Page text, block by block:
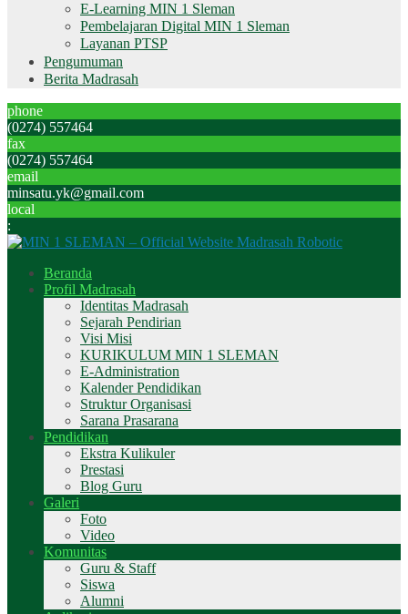
E-Learning MIN 1 Sleman
Pembelajaran Digital MIN 1 Sleman
Layanan PTSP
Pengumuman
Berita Madrasah
phone
(0274) 557464
fax
(0274) 557464
email
minsatu.yk@gmail.com
local
:
Beranda
Profil Madrasah
Identitas Madrasah
Sejarah Pendirian
Visi Misi
KURIKULUM MIN 1 SLEMAN
E-Administration
Kalender Pendidikan
Struktur Organisasi
Sarana Prasarana
Pendidikan
Ekstra Kulikuler
Prestasi
Blog Guru
Galeri
Foto
Video
Komunitas
Guru & Staff
Siswa
Alumni